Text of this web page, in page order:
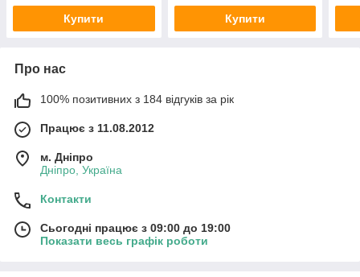
Купити Купити
Про нас
100% позитивних з 184 відгуків за рік
Працює з 11.08.2012
м. Дніпро
Дніпро, Україна
Контакти
Сьогодні працює з 09:00 до 19:00
Показати весь графік роботи